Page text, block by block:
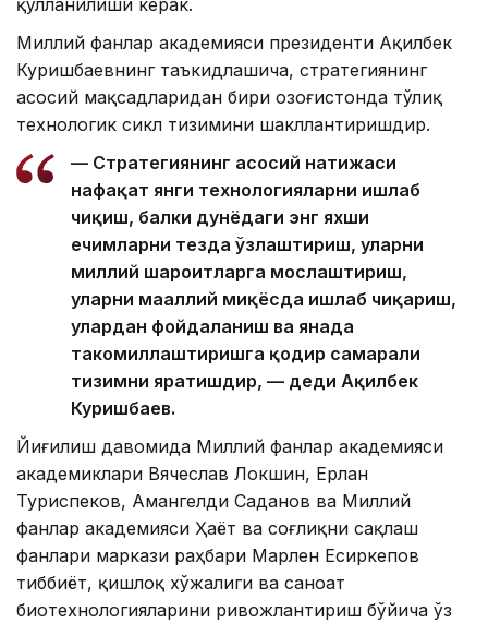
қўлланилиши керак.
Миллий фанлар академияси президенти Ақилбек
Куришбаевнинг таъкидлашича, стратегиянинг
асосий мақсадларидан бири Қозоғистонда тўлиқ
технологик сикл тизимини шакллантиришдир.
— Стратегиянинг асосий натижаси
нафақат янги технологияларни ишлаб
чиқиш, балки дунёдаги энг яхши
ечимларни тезда ўзлаштириш, уларни
миллий шароитларга мослаштириш,
уларни маҳаллий миқёсда ишлаб чиқариш,
улардан фойдаланиш ва янада
такомиллаштиришга қодир самарали
тизимни яратишдир, — деди Ақилбек
Куришбаев.
Йиғилиш давомида Миллий фанлар академияси
академиклари Вячеслав Локшин, Ерлан
Туриспеков, Амангелди Саданов ва Миллий
фанлар академияси Ҳаёт ва соғлиқни сақлаш
фанлари маркази раҳбари Марлен Есиркепов
тиббиёт, қишлоқ хўжалиги ва саноат
биотехнологияларини ривожлантириш бўйича ўз